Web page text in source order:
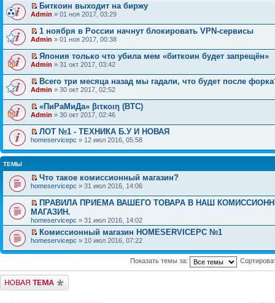
Биткоин выходит на биржу
Admin » 01 ноя 2017, 03:29
1 ноября в России начнут блокировать VPN-сервисы
Admin » 01 ноя 2017, 00:38
Япония только что убила мем «биткоин будет запрещён»
Admin » 31 окт 2017, 03:42
Всего три месяца назад мы гадали, что будет после
Admin » 30 окт 2017, 02:52
«ПиРаМиДа» βιτκοιη (BTC)
Admin » 30 окт 2017, 02:46
ЛОТ №1 - ТЕХНИКА Б.У И НОВАЯ
homeservicepc » 12 июл 2016, 05:58
ТЕМЫ
Что такое комиссионный магазин?
homeservicepc » 31 июл 2016, 14:06
ПРАВИЛА ПРИЕМА ВАШЕГО ТОВАРА В НАШ
МАГАЗИН.
homeservicepc » 31 июл 2016, 14:02
Комиссионный магазин HOMESERVICEPC №1
homeservicepc » 10 июл 2016, 07:22
Показать темы за:
Начать новую тему